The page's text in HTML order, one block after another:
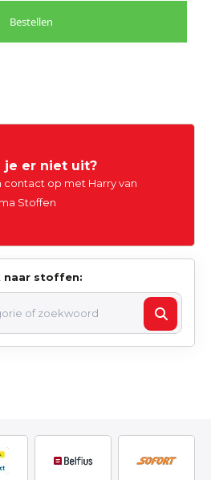
Bestellen
je er niet uit?
contact op met Harry van
Stoffen
naar stoffen: